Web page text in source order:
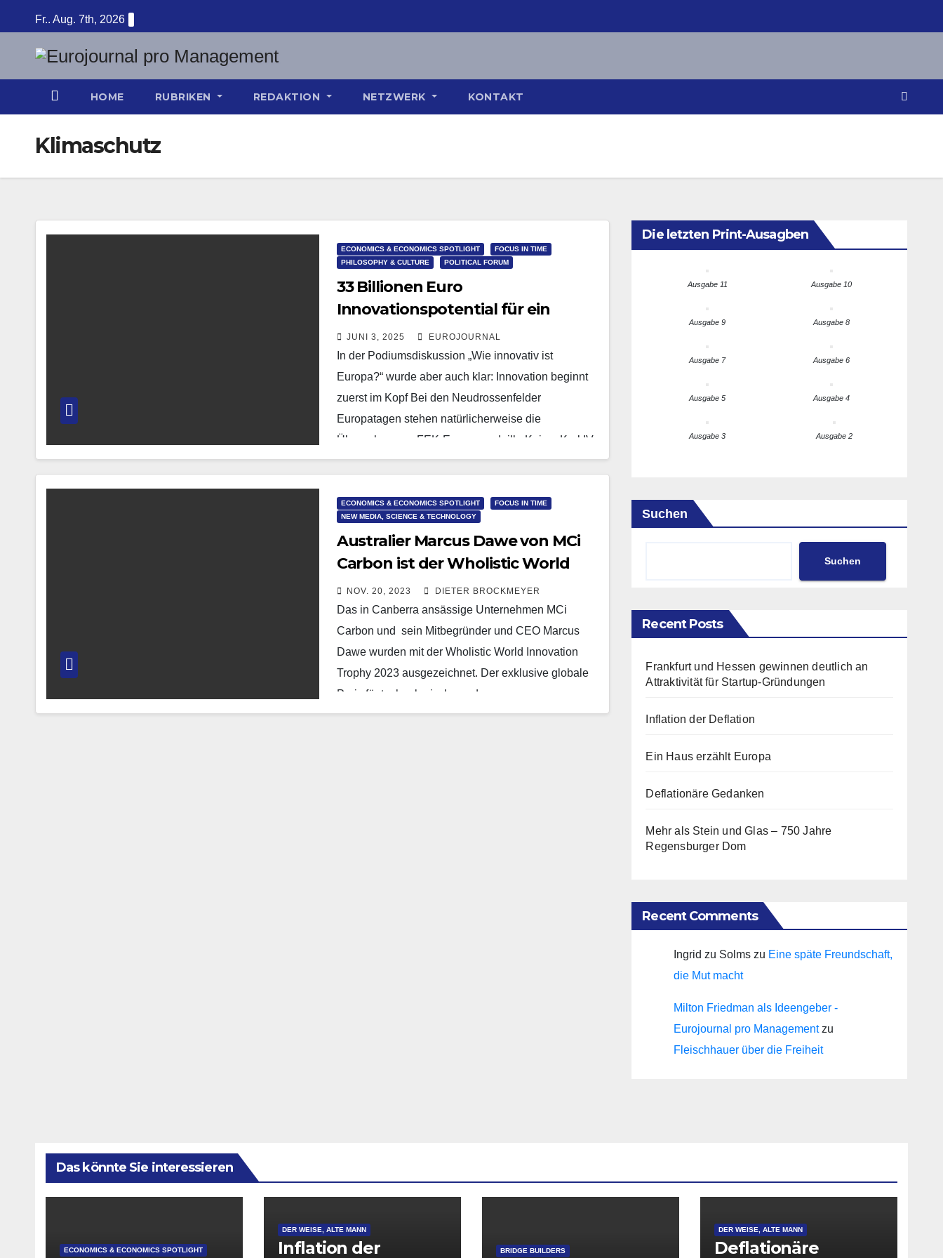
Inhalt
springen
Fr.. Aug. 7th, 2026
HOME RUBRIKEN REDAKTION NETZWERK KONTAKT
Klimaschutz
ECONOMICS & ECONOMICS SPOTLIGHT
FOCUS IN TIME
PHILOSOPHY & CULTURE
POLITICAL FORUM
33 Billionen Euro
Innovationspotential für ein
erfolgreiches Europa
JUNI 3, 2025 EUROJOURNAL
In der Podiumsdiskussion „Wie innovativ ist
Europa?“ wurde aber auch klar: Innovation beginnt
zuerst im Kopf Bei den Neudrossenfelder
Europatagen stehen natürlicherweise die
Übergaben von FEK-Europamedaille Kaiser Karl IV.
und…
ECONOMICS & ECONOMICS SPOTLIGHT
FOCUS IN TIME
NEW MEDIA, SCIENCE & TECHNOLOGY
Australier Marcus Dawe von MCi
Carbon ist der Wholistic World
Innovation Laureate 2023
NOV. 20, 2023 DIETER BROCKMEYER
Das in Canberra ansässige Unternehmen MCi
Carbon und sein Mitbegründer und CEO Marcus
Dawe wurden mit der Wholistic World Innovation
Trophy 2023 ausgezeichnet. Der exklusive globale
Preis für technologische und…
Die letzten Print-Ausagben
Ausgabe 11 Ausgabe 10
Ausgabe 9 Ausgabe 8
Ausgabe 7 Ausgabe 6
Ausgabe 5 Ausgabe 4
Ausgabe 3 Ausgabe 2
Suchen
Suchen
Recent Posts
Frankfurt und Hessen gewinnen deutlich an
Attraktivität für Startup-Gründungen
Inflation der Deflation
Ein Haus erzählt Europa
Deflationäre Gedanken
Mehr als Stein und Glas – 750 Jahre
Regensburger Dom
Recent Comments
Ingrid zu Solms zu Eine späte Freundschaft,
die Mut macht
Milton Friedman als Ideengeber -
Eurojournal pro Managementzu
Fleischhauer über die Freiheit
Das könnte Sie interessieren
ECONOMICS & ECONOMICS SPOTLIGHT
DER WEISE, ALTE MANN
Inflation der
BRIDGE BUILDERS
DER WEISE, ALTE MANN
Deflationäre